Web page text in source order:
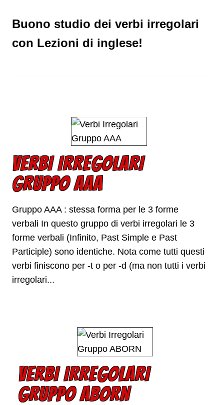
Buono studio dei verbi irregolari
con Lezioni di inglese!
VERBI IRREGOLARI
GRUPPO AAA
Gruppo AAA : stessa forma per le 3 forme
verbali In questo gruppo di verbi irregolari le 3
forme verbali (Infinito, Past Simple e Past
Participle) sono identiche. Nota come tutti questi
verbi finiscono per -t o per -d (ma non tutti i verbi
irregolari...
VERBI IRREGOLARI
GRUPPO ABORN